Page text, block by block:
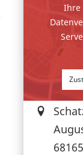
Ihre
68165